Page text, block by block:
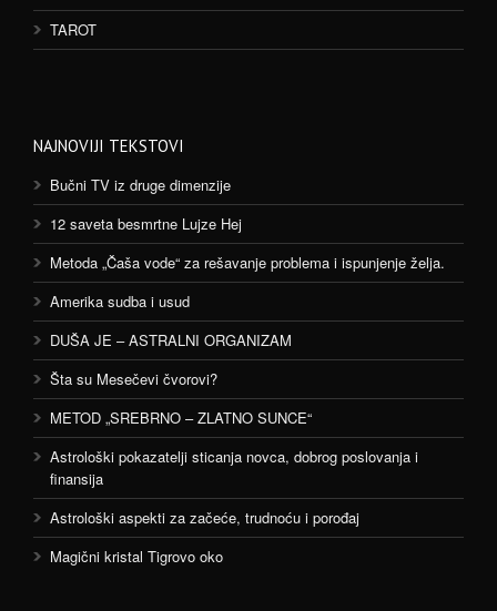
TAROT
NAJNOVIJI TEKSTOVI
Bučni TV iz druge dimenzije
12 saveta besmrtne Lujze Hej
Metoda „Čaša vode“ za rešavanje problema i ispunjenje želja.
Amerika sudba i usud
DUŠA JE – ASTRALNI ORGANIZAM
Šta su Mesečevi čvorovi?
METOD „SREBRNO – ZLATNO SUNCE“
Astrološki pokazatelji sticanja novca, dobrog poslovanja i
finansija
Astrološki aspekti za začeće, trudnoću i porođaj
Magični kristal Tigrovo oko